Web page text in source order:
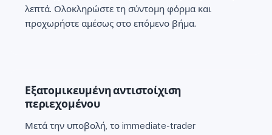
λεπτά. Ολοκληρώστε τη σύντομη φόρμα και
προχωρήστε αμέσως στο επόμενο βήμα.
Εξατομικευμένη αντιστοίχιση
περιεχομένου
Μετά την υποβολή, το immediate-trader